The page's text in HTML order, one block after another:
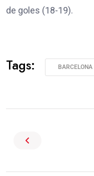
de goles (18-19).
Tags: BARCELONA